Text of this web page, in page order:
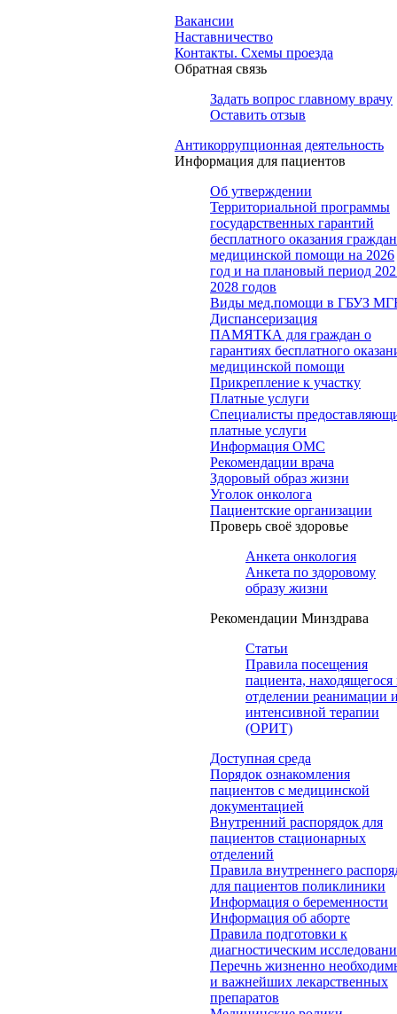
Вакансии
Наставничество
Контакты. Схемы проезда
Обратная связь
Задать вопрос главному врачу
Оставить отзыв
Антикоррупционная деятельность
Информация для пациентов
Об утверждении
Территориальной программы
государственных гарантий
бесплатного оказания
медицинской помощи на 2026
год и на плановый период
2028 годов
Виды мед.помощи в ГБУЗ
Диспансеризация
ПАМЯТКА для граждан о
гарантиях бесплатного
медицинской помощи
Прикрепление к участку
Платные услуги
Специалисты
платные услуги
Информация ОМС
Рекомендации врача
Здоровый образ жизни
Уголок онколога
Пациентские организации
Проверь своё здоровье
Анкета онкология
Анкета по здоровому
образу жизни
Рекомендации Минздрава
Статьи
Правила посещения
пациента, находящегося
отделении реанимации и
интенсивной терапии
(ОРИТ)
Доступная среда
Порядок ознакомления
пациентов с медицинской
документацией
Внутренний распорядок для
пациентов стационарных
отделений
Правила внутреннего
для пациентов поликлиники
Информация о беременности
Информация об аборте
Правила подготовки к
диагностическим
Перечнь жизненно
и важнейших лекарственных
препаратов